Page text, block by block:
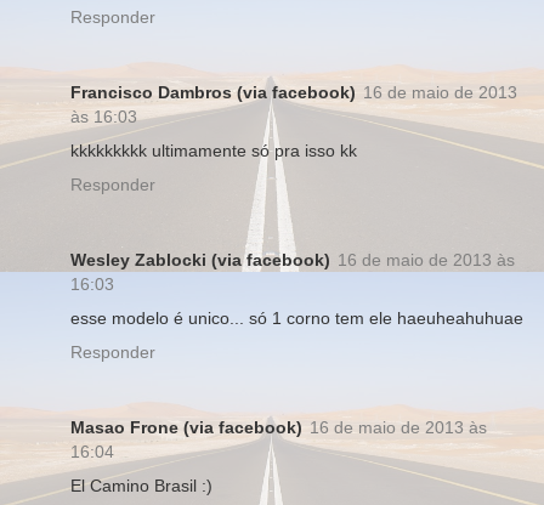
Responder
Francisco Dambros (via facebook) 16 de maio de 2013
às 16:03
kkkkkkkkk ultimamente só pra isso kk
Responder
Wesley Zablocki (via facebook) 16 de maio de 2013 às
16:03
esse modelo é unico... só 1 corno tem ele haeuheahuhuae
Responder
Masao Frone (via facebook) 16 de maio de 2013 às
16:04
El Camino Brasil :)